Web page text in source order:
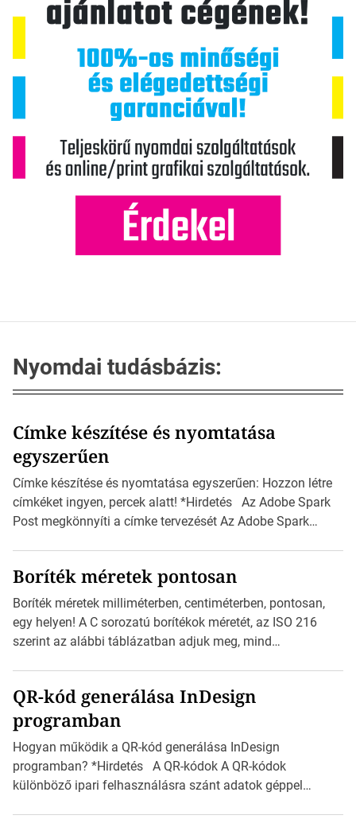
Nyomdai tudásbázis:
Címke készítése és nyomtatása
egyszerűen
Címke készítése és nyomtatása egyszerűen: Hozzon létre
címkéket ingyen, percek alatt! *Hirdetés Az Adobe Spark
Post megkönnyíti a címke tervezését Az Adobe Spark
igazán foroghatnak a kreatív fogaskerekek, miközben
zajlik a saját címke készítése. Hogyan készítsünk címkét?
Válasszon méretet és alakot: Válassza ki a kívánt címke
méretét. Akár néhány […]
Boríték méretek pontosan
Boríték méretek milliméterben, centiméterben, pontosan,
egy helyen! A C sorozatú borítékok méretét, az ISO 216
szerint az alábbi táblázatban adjuk meg, mind
mutatja az A4-es papírlaphoz viszonyítva. Az amerikai és
észak-amerikai boríték méretére az ISO 216 nem
vonatkozik. Boríték méretének táblázata C0-tól […]
QR-kód generálása InDesign
programban
Hogyan működik a QR-kód generálása InDesign
programban? *Hirdetés A QR-kódok A QR-kódok
különböző ipari felhasználásra szánt adatok géppel